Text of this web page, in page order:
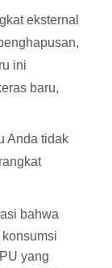
eksternal
ini
baru,
Anda tidak
bahwa
yang